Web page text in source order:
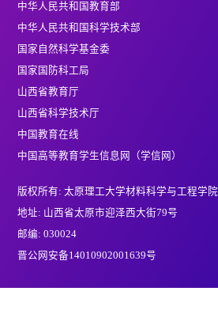
中华人民共和国教育部
中华人民共和国科学技术部
国家自然科学基金委
国家国防科工局
山西省教育厅
山西省科学技术厅
中国教育在线
中国高等教育学生信息网（学信网）
版权所有: 太原理工大学材料科学与工程学院
地址: 山西省太原市迎泽西大街79号
邮编: 030024
晋公网安备14010902001639号